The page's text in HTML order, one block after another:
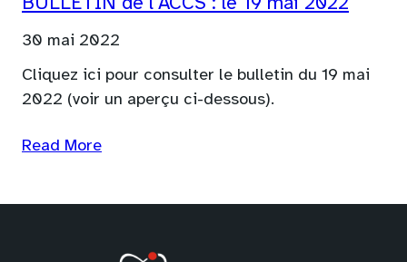
BULLETIN de l’ACCS : le 19 mai 2022
30 mai 2022
Cliquez ici pour consulter le bulletin du 19 mai
2022 (voir un aperçu ci-dessous).
Read More